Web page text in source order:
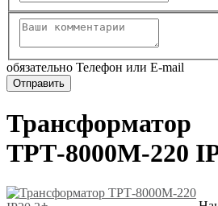
обязательно Телефон или E-mail
Трансформатор
ТРТ-8000М-220